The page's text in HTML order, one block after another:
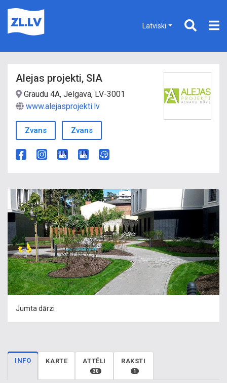
Latviski
Alejas projekti, SIA
Graudu 4A, Jelgava, LV-3001
www.alejasprojekti.lv
Zvans Zvans
Jumta dārzi
INFO KARTE ATTĒLI
30
RAKSTI
1